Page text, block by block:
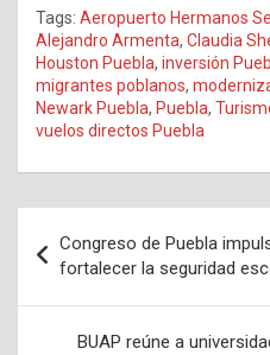
Tags: Aeropuerto Hermanos
Alejandro Armenta, Claudia
Houston Puebla, inversión
migrantes poblanos,
Newark Puebla, Puebla,
vuelos directos Puebla
de
entradas
Congreso de Puebla
fortalecer la seguridad
BUAP reúne a